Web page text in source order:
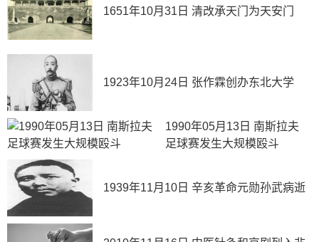
1651年10月31日 清改承天门为天安门
1923年10月24日 张作霖创办东北大学
1990年05月13日 南斯拉夫
足球赛发生大规模殴斗
1939年11月10日 辛亥革命元勋孙武病逝